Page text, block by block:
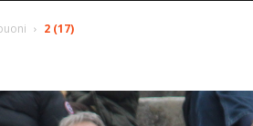
2 (17)